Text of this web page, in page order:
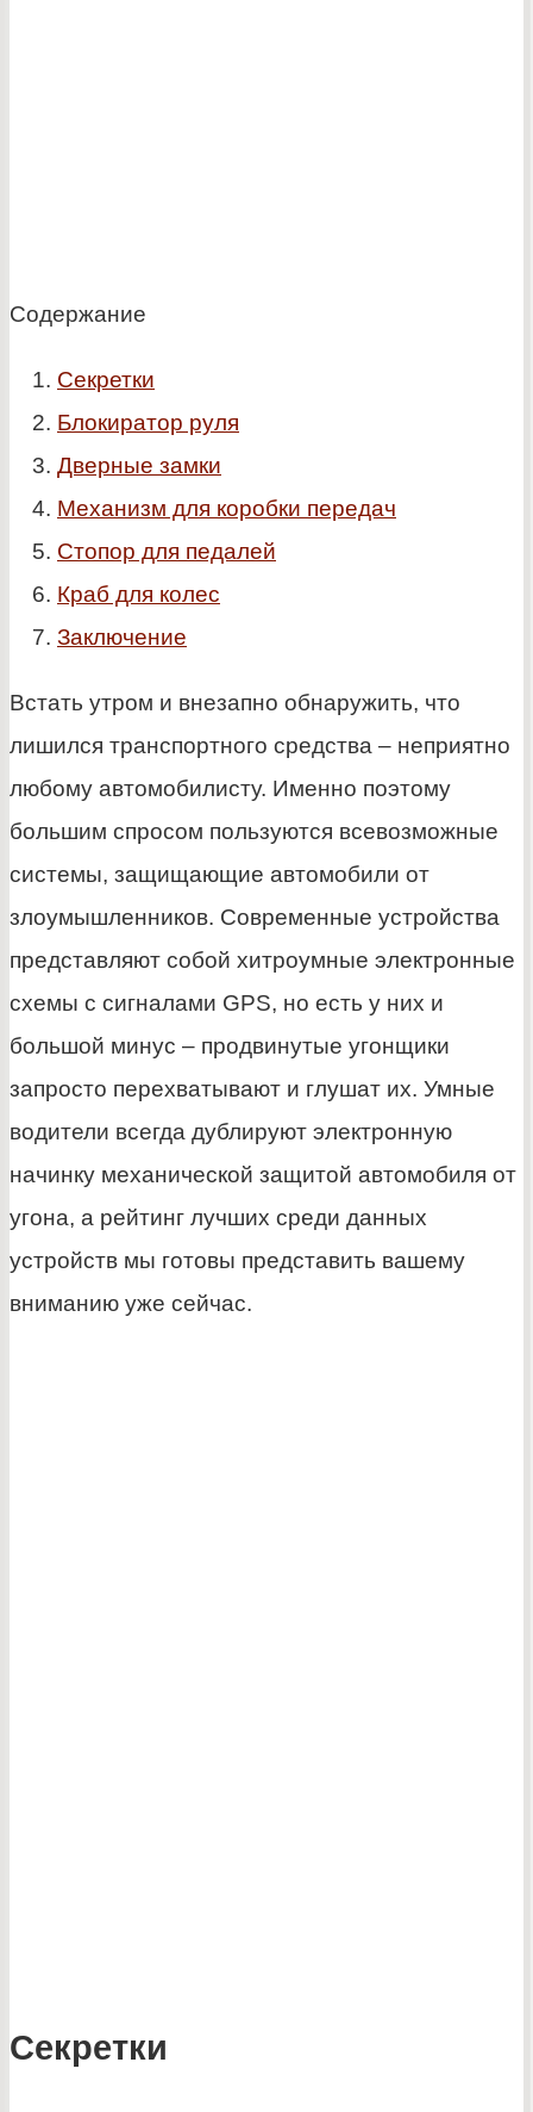
Содержание
Секретки
Блокиратор руля
Дверные замки
Механизм для коробки передач
Стопор для педалей
Краб для колес
Заключение
Встать утром и внезапно обнаружить, что
лишился транспортного средства – неприятно
любому автомобилисту. Именно поэтому
большим спросом пользуются всевозможные
системы, защищающие автомобили от
злоумышленников. Современные устройства
представляют собой хитроумные электронные
схемы с сигналами GPS, но есть у них и
большой минус – продвинутые угонщики
запросто перехватывают и глушат их. Умные
водители всегда дублируют электронную
начинку механической защитой автомобиля от
угона, а рейтинг лучших среди данных
устройств мы готовы представить вашему
вниманию уже сейчас.
Секретки